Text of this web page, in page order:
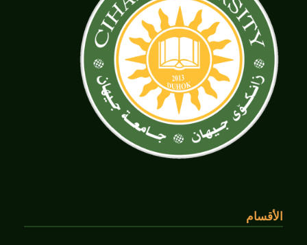
الأقسام